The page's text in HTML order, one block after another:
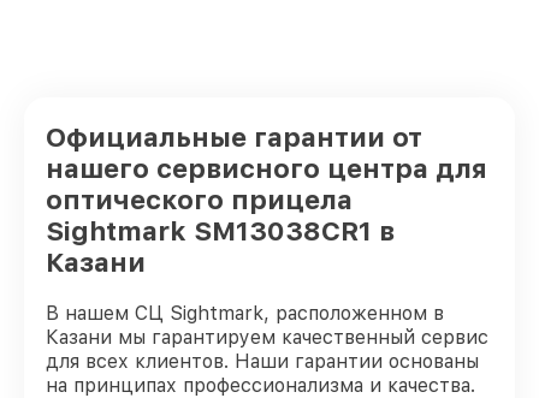
Официальные гарантии от
нашего сервисного центра для
оптического прицела
Sightmark SM13038CR1 в
Казани
В нашем СЦ Sightmark, расположенном в
Казани мы гарантируем качественный сервис
для всех клиентов. Наши гарантии основаны
на принципах профессионализма и качества.